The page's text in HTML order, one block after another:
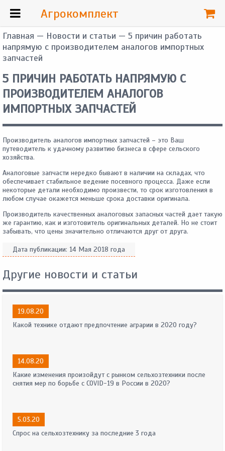
Главная — Новости и статьи — 5 причин работать
напрямую с производителем аналогов импортных
запчастей
5 ПРИЧИН РАБОТАТЬ НАПРЯМУЮ С
ПРОИЗВОДИТЕЛЕМ АНАЛОГОВ
ИМПОРТНЫХ ЗАПЧАСТЕЙ
Производитель аналогов импортных запчастей – это Ваш
путеводитель к удачному развитию бизнеса в сфере сельского
хозяйства.
Аналоговые запчасти нередко бывают в наличии на складах, что
обеспечивает стабильное ведение посевного процесса. Даже если
некоторые детали необходимо произвести, то срок изготовления в
любом случае окажется меньше срока доставки оригинала.
Производитель качественных аналоговых запасных частей дает такую
же гарантию, как и изготовитель оригинальных деталей. Но не стоит
забывать, что цены значительно отличаются друг от друга.
Дата публикации: 14 Мая 2018 года
Другие новости и статьи
19.08.20
Какой технике отдают предпочтение аграрии в 2020 году?
14.08.20
Какие изменения произойдут с рынком сельхозтехники после
снятия мер по борьбе с COVID-19 в России в 2020?
5.03.20
Спрос на сельхозтехнику за последние 3 года
Агрокомплект